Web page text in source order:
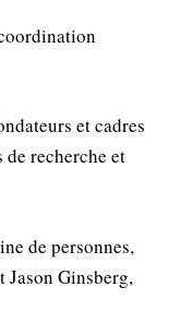
et cadres
de recherche et
de personnes,
Ginsberg,